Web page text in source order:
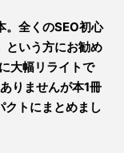
。全くのSEO初心
という方にお勧め
大幅リライトで
りませんが本1冊
クトにまとめまし